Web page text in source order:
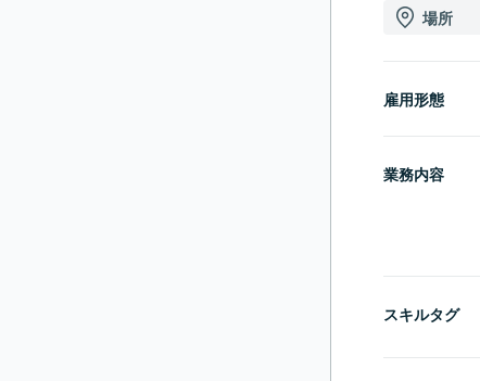
場所
雇用形態
業務内容
スキルタグ